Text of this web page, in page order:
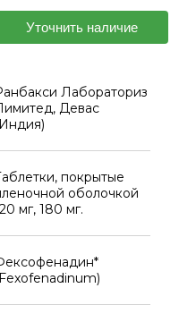
Уточнить наличие
Лабораториз
Девас
покрытые
оболочкой
мг, 180 мг.